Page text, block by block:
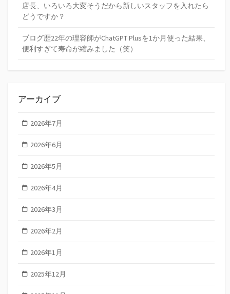
店長、いろいろ大変そうだから新しいスタッフを入れたら
どうですか？
ブログ歴22年の理容師がChatGPT Plusを1か月使った結果、
便利すぎて寿命が縮みました（笑）
アーカイブ
2026年7月
2026年6月
2026年5月
2026年4月
2026年3月
2026年2月
2026年1月
2025年12月